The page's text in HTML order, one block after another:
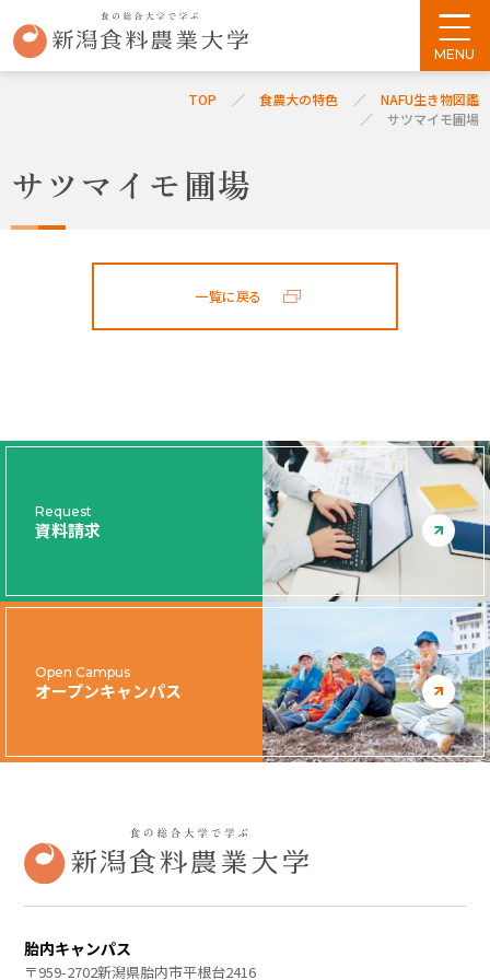
TOP 食農大の特色
NAFU生き物図鑑
サツマイモ圃場
サツマイモ圃場
一覧に戻る
Request
資料請求
Open Campus
オープンキャンパス
胎内キャンパス
〒959-2702新潟県胎内市平根台2416